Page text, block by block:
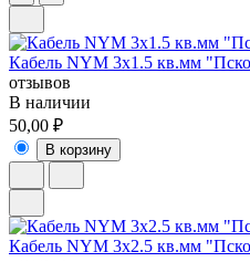
Кабель NYM 3x1.5 кв.мм
отзывов
В наличии
50,00 ₽
В корзину
Кабель NYM 3x2.5 кв.мм